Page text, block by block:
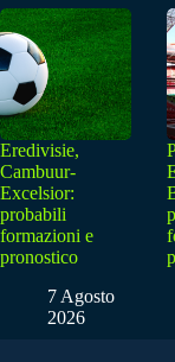
Eredivisie,
Cambuur-
Excelsior:
probabili
formazioni e
pronostico
7 Agosto
2026